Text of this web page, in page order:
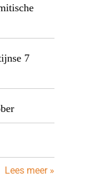
7
Lees meer »